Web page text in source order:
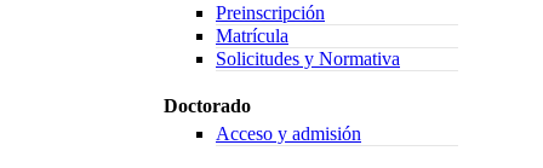
Preinscripción
Matrícula
Solicitudes y Normativa
Doctorado
Acceso y admisión